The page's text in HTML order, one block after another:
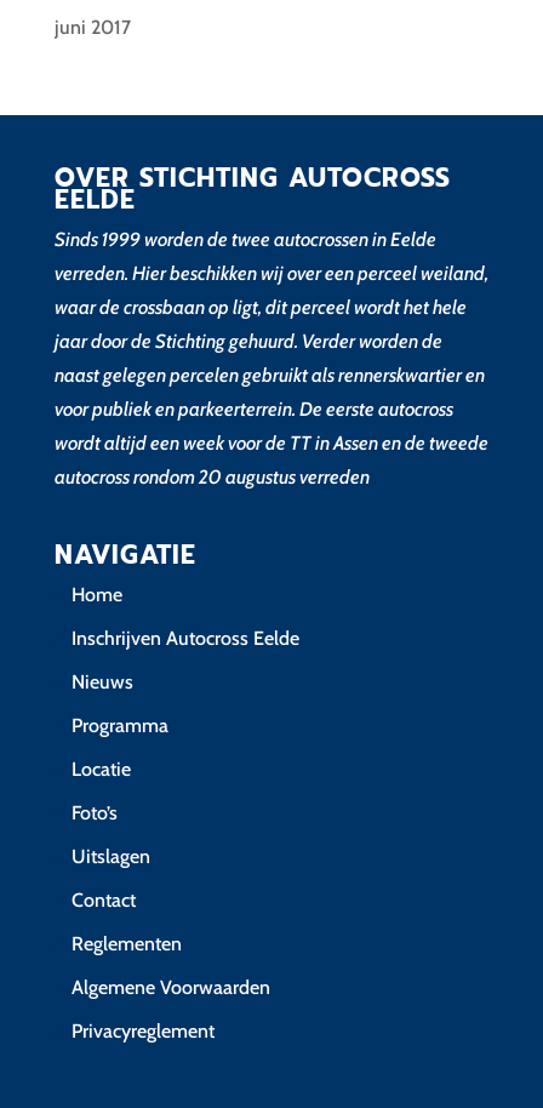
juni 2017
OVER STICHTING AUTOCROSS
EELDE
Sinds 1999 worden de twee autocrossen in Eelde
verreden. Hier beschikken wij over een perceel weiland,
waar de crossbaan op ligt, dit perceel wordt het hele
jaar door de Stichting gehuurd. Verder worden de
naast gelegen percelen gebruikt als rennerskwartier en
voor publiek en parkeerterrein. De eerste autocross
wordt altijd een week voor de TT in Assen en de tweede
autocross rondom 20 augustus verreden
NAVIGATIE
Home
Inschrijven Autocross Eelde
Nieuws
Programma
Locatie
Foto’s
Uitslagen
Contact
Reglementen
Algemene Voorwaarden
Privacyreglement